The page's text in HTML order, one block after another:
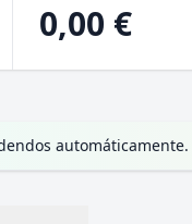
0,00 €
automáticamente.